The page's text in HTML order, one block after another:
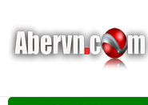
content